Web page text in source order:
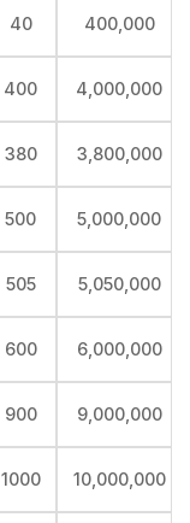
40 400,000
400 4,000,000
380 3,800,000
500 5,000,000
505 5,050,000
600 6,000,000
900 9,000,000
1000 10,000,000